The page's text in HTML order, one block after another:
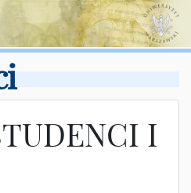
I